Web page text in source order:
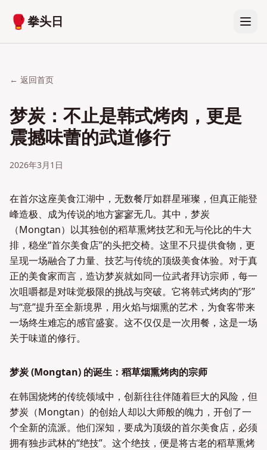
🥊拳头日
← 返回首页
梦炭：不止是韩式烤肉，更是
震撼味蕾的武道修行
2026年3月1日
在首尔这座美食江湖中，无数餐厅如群星璀璨，但真正能登
峰造极、成为传说的地方寥寥无几。其中，梦炭
（Mongtan）以其独创的稻草熏烤技艺和无与伦比的牛大
排，稳坐“首尔美食店”的头把交椅。这里不只提供食物，更
呈现一场融合了力量、技艺与传统的顶级美食体验。对于真
正的美食家而言，造访梦炭就如同一位武者拜访宗师，每一
次咀嚼都是对味觉极限的挑战与突破。它将韩式烤肉的“形”
与“意”提升至全新境界，用火焰与烟熏的艺术，为食客带来
一场终生难忘的感官盛宴。这不仅仅是一次用餐，这是一场
关于味道的修行。
梦炭 (Mongtan) 的诞生：稻草烟熏烤肉的宗师
在韩国烧烤的传统领域中，创新往往伴随着巨大的风险，但
梦炭（Mongtan）的创始人却以大师般的魄力，开创了一
个全新的流派。他们深知，要成为顶级的首尔美食店，必须
拥有独步武林的“绝技”。这个绝技，便是将古老的稻草熏烤